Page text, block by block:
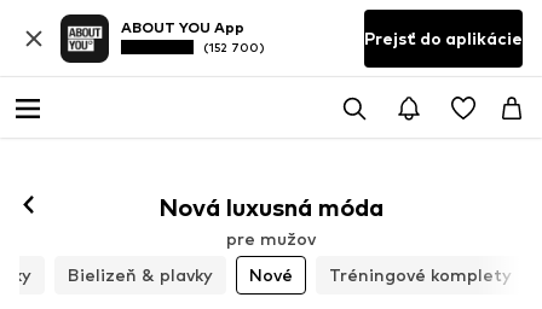
ABOUT YOU App
(152 700) Prejsť do aplikácie
Nová luxusná móda
pre mužov
Bielizeň & plavky Nové Tréningové komplety